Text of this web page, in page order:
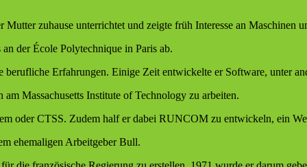
zuhause unterrichtet und zeigte früh Interesse an Maschinen
der École Polytechnique in Paris ab.
Erfahrungen. Einige Zeit entwickelte er Software, unter
Massachusetts Institute of Technology zu arbeiten.
oder CTSS. Zudem half er dabei RUNCOM zu entwickeln, ein
ehemaligen Arbeitgeber Bull.